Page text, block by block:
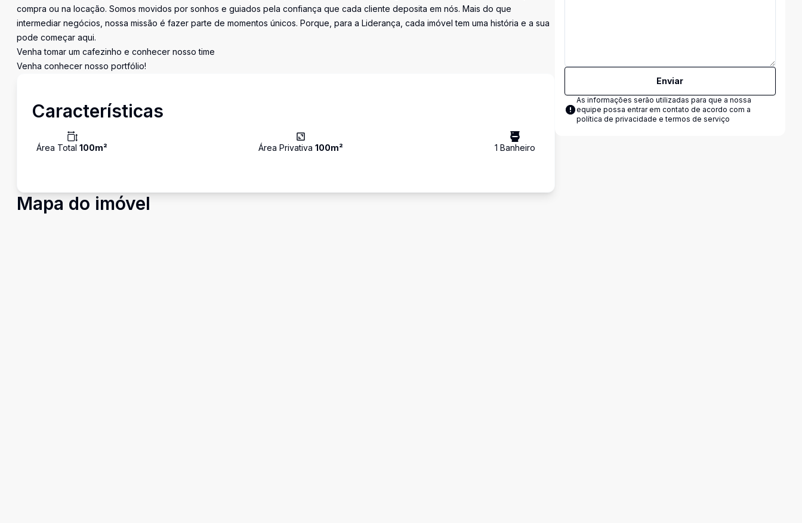
compra ou na locação. Somos movidos por sonhos e guiados pela confiança que cada cliente deposita em nós. Mais do que
intermediar negócios, nossa missão é fazer parte de momentos únicos. Porque, para a Liderança, cada imóvel tem uma história e a sua
pode começar aqui.
Venha tomar um cafezinho e conhecer nosso time
Venha conhecer nosso portfólio!
Características
Área Total 100m² Área Privativa100m² 1 Banheiro
Mapa do imóvel
Enviar
As informações serão utilizadas para que a nossa
equipe possa entrar em contato de acordo com a
política de privacidade e termos de serviço